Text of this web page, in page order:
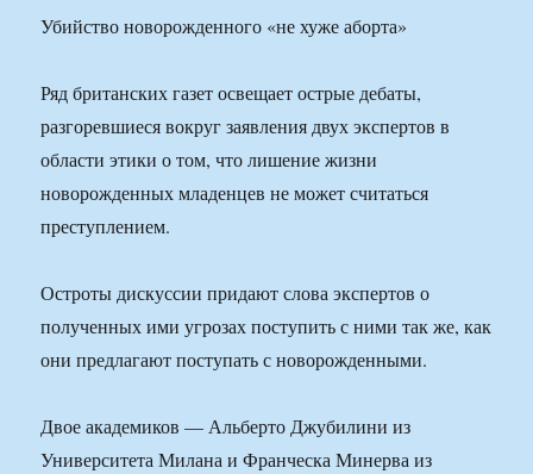
Убийство новорожденного «не хуже аборта»
Ряд британских газет освещает острые дебаты,
разгоревшиеся вокруг заявления двух экспертов в
области этики о том, что лишение жизни
новорожденных младенцев не может считаться
преступлением.
Остроты дискуссии придают слова экспертов о
полученных ими угрозах поступить с ними так же, как
они предлагают поступать с новорожденными.
Двое академиков — Альберто Джубилини из
Университета Милана и Франческа Минерва из